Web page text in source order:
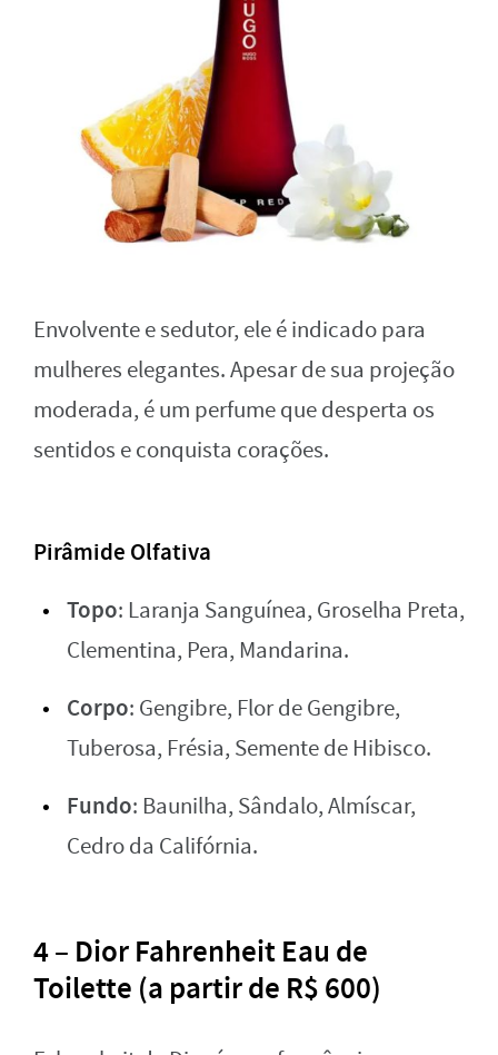
Envolvente e sedutor, ele é indicado para
mulheres elegantes. Apesar de sua projeção
moderada, é um perfume que desperta os
sentidos e conquista corações.
Pirâmide Olfativa
Topo: Laranja Sanguínea, Groselha Preta,
Clementina, Pera, Mandarina.
Corpo: Gengibre, Flor de Gengibre,
Tuberosa, Frésia, Semente de Hibisco.
Fundo: Baunilha, Sândalo, Almíscar,
Cedro da Califórnia.
4 – Dior Fahrenheit Eau de
Toilette (a partir de R$ 600)